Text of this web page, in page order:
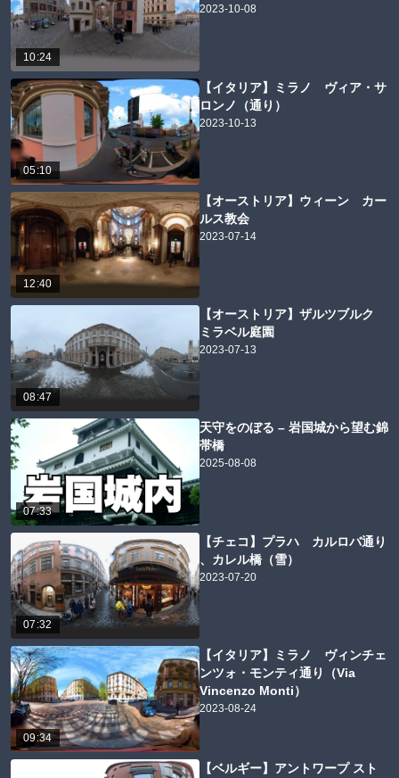
10:24
2023-10-08
05:10
【イタリア】ミラノ ヴィア・サ
ロンノ（通り）
2023-10-13
12:40
【オーストリア】ウィーン カー
ルス教会
2023-07-14
08:47
【オーストリア】ザルツブルク
ミラベル庭園
2023-07-13
07:33
天守をのぼる – 岩国城から望む錦
帯橋
2025-08-08
07:32
【チェコ】プラハ カルロバ通り
、カレル橋（雪）
2023-07-20
09:34
【イタリア】ミラノ ヴィンチェ
ンツォ・モンティ通り（Via
Vincenzo Monti）
2023-08-24
【ベルギー】アントワープ スト